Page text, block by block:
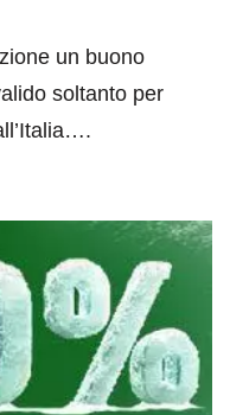
un buono
soltanto per